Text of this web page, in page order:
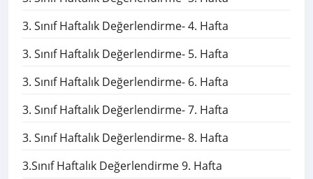
3. Sınıf Haftalık Değerlendirme- 4. Hafta
3. Sınıf Haftalık Değerlendirme- 5. Hafta
3. Sınıf Haftalık Değerlendirme- 6. Hafta
3. Sınıf Haftalık Değerlendirme- 7. Hafta
3. Sınıf Haftalık Değerlendirme- 8. Hafta
3.Sınıf Haftalık Değerlendirme 9. Hafta